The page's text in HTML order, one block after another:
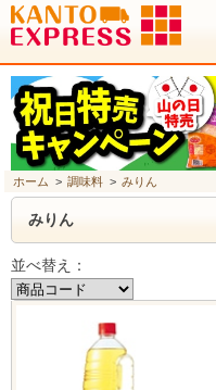
ホーム > 調味料 > みりん
みりん
並べ替え：